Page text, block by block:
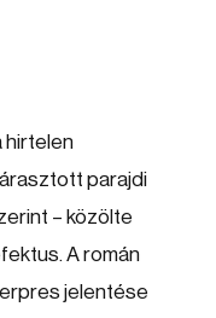
hirtelen
parajdi
– közölte
A román
jelentése